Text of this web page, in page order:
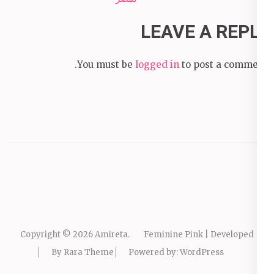
LEAVE A REPLY
You must be logged in to post a comment.
Copyright © 2026Amireta.
Feminine Pink | Developed
By Rara Theme Powered by:WordPress